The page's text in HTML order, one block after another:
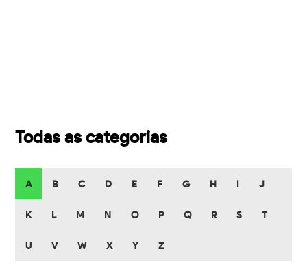
Todas as categorias
A B C D E F G H J
K L M N O P Q R S T
U V W X Y Z